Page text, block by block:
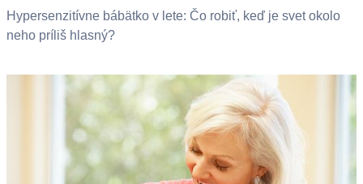
Hypersenzitívne bábätko v lete: Čo robiť, keď je svet okolo
neho príliš hlasný?